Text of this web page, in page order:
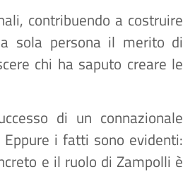
contribuendo a costruire
sola persona il merito di
chi ha saputo creare le
di un connazionale
i fatti sono evidenti:
e il ruolo di Zampolli è